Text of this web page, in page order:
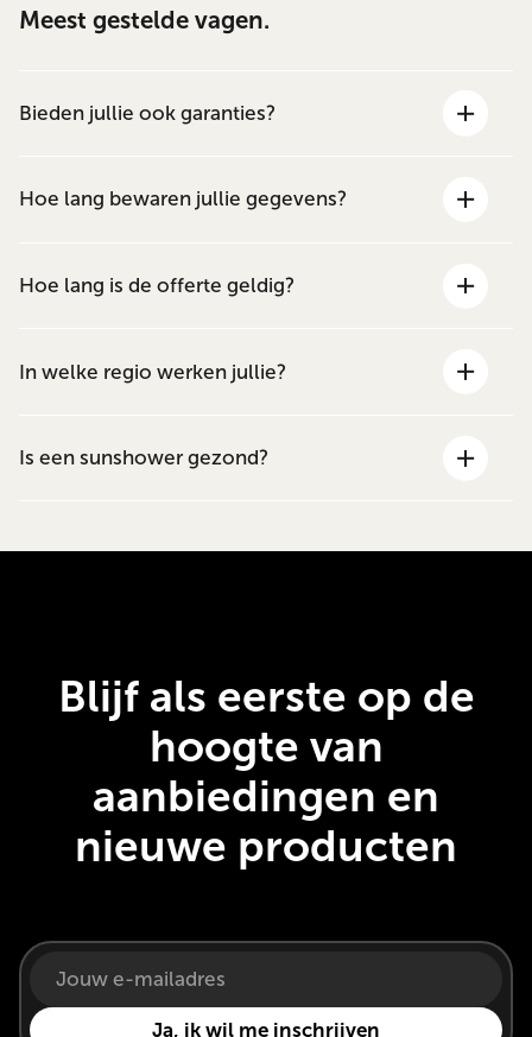
Meest gestelde vagen.
Bieden jullie ook garanties?
Hoe lang bewaren jullie gegevens?
Hoe lang is de offerte geldig?
In welke regio werken jullie?
Is een sunshower gezond?
Blijf als eerste op de
hoogte van
aanbiedingen en
nieuwe producten